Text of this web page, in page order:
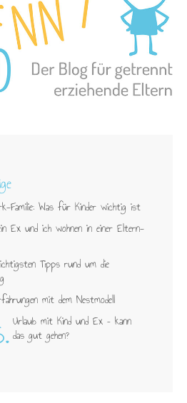
Familie: Was für Kinder wichtig ist
Ex und ich wohnen in einer Eltern-
Tipps rund um die
mit dem Nestmodell
Urlaub mit Kind und Ex – kann
das gut gehen?